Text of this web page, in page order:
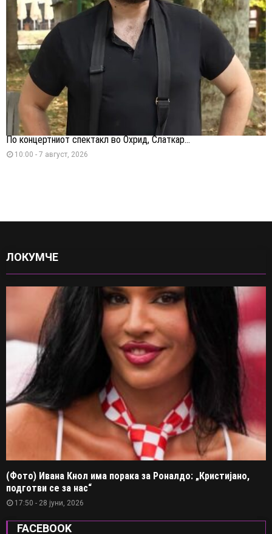
По концертниот спектакл во Охрид, Слаткар...
10:00 - 7 август, 2026
ЛОКУМЧЕ
(Фото) Ивана Кнол има порака за Роналдо: „Кристијано,
подготви се за нас“
17:50 - 28 јуни, 2026
FACEBOOK